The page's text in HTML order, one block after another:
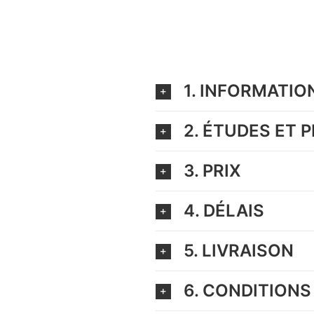
1.
2. ÉTUDES ET
3. PRIX
4. DÉLAIS
5. LIVRAISON
6.